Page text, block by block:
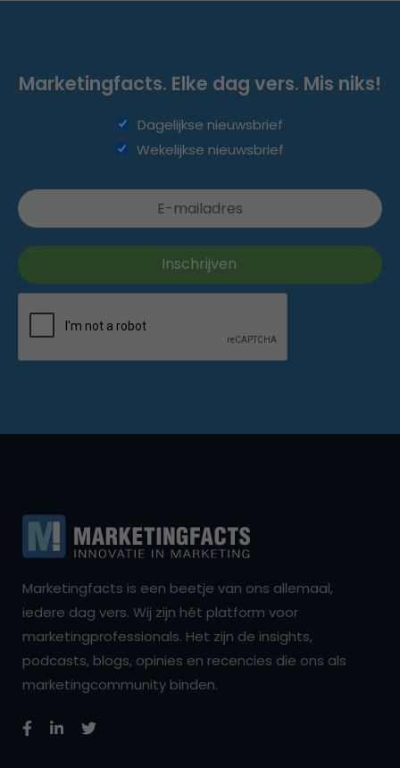
Marketingfacts. Elke dag vers. Mis niks!
Dagelijkse nieuwsbrief
Wekelijkse nieuwsbrief
Marketingfacts is een beetje van ons allemaal,
iedere dag vers. Wij zijn hét platform voor
marketingprofessionals. Het zijn de insights,
podcasts, blogs, opinies en recencies die ons als
marketingcommunity binden.